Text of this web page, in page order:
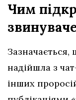
Чим
Зазначається,
надійшла з
інших